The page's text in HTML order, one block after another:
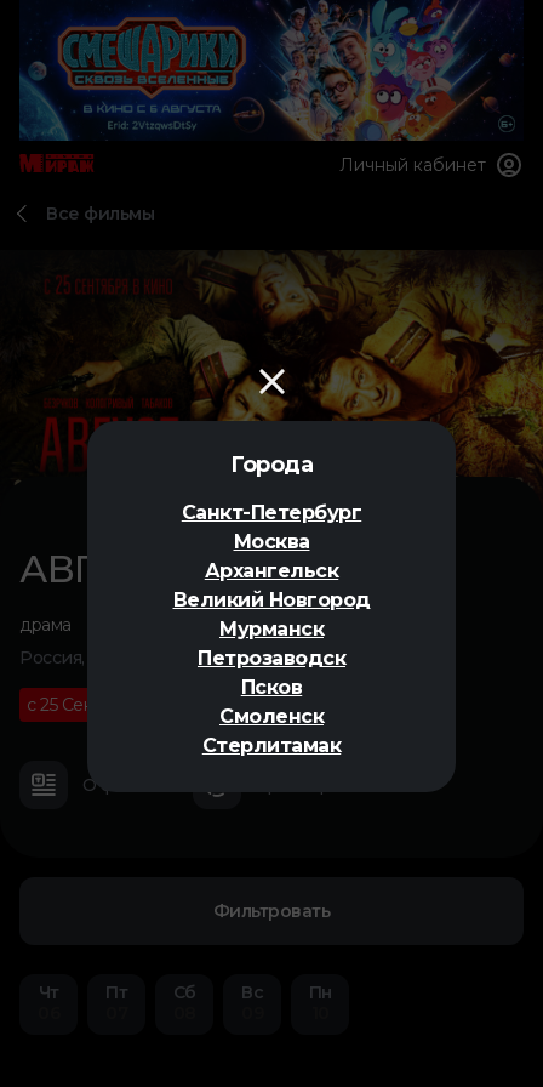
Города
Санкт-Петербург
Москва
Архангельск
Великий Новгород
Мурманск
Петрозаводск
Псков
Смоленск
Стерлитамак
Личный кабинет
Все фильмы
АВГУСТ
драма
Россия, 2025
с 25 Сентября 02 ч 00 м
О фильме
Фильтровать
Чт
Пт
Сб
Вс
Пн